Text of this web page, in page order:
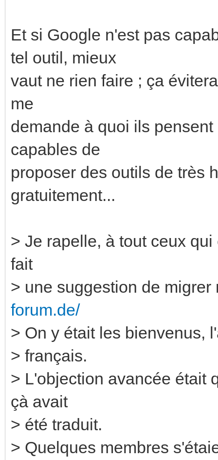
Et si Google n'est pas
tel outil, mieux
vaut ne rien faire ; ça
me
demande à quoi ils
capables de
proposer des outils de très
gratuitement...
> Je rapelle, à tout ceux
fait
> une suggestion de
forum.de/
> On y était les bienvenus,
> français.
> L'objection avancée était
çà avait
> été traduit.
> Quelques membres